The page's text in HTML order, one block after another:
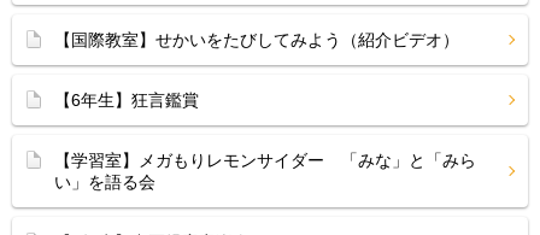
【国際教室】せかいをたびしてみよう（紹介ビデオ）
【6年生】狂言鑑賞
【学習室】メガもりレモンサイダー 「みな」と「みら
い」を語る会